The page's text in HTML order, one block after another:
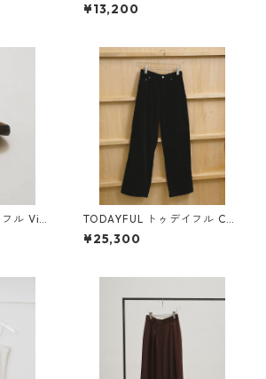
N) 12610531
¥13,200
ル Vibr
TODAYFUL トゥデイフル Chu
nky Corduroy Pants (BLK) 12
610703
¥25,300